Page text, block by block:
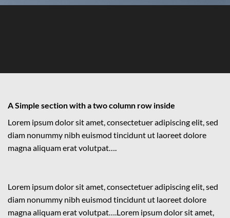
A Simple section with a two column row inside
Lorem ipsum dolor sit amet, consectetuer adipiscing elit, sed
diam nonummy nibh euismod tincidunt ut laoreet dolore
magna aliquam erat volutpat….
Lorem ipsum dolor sit amet, consectetuer adipiscing elit, sed
diam nonummy nibh euismod tincidunt ut laoreet dolore
magna aliquam erat volutpat….Lorem ipsum dolor sit amet,